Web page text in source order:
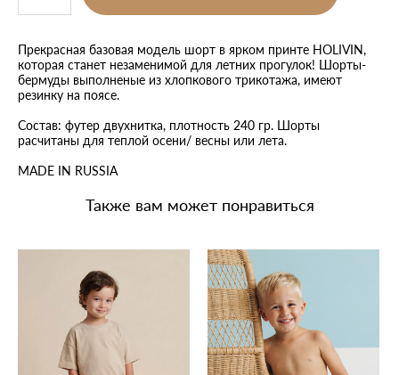
Прекрасная базовая модель шорт в ярком принте HOLIVIN,
которая станет незаменимой для летних прогулок! Шорты-
бермуды выполненые из хлопкового трикотажа, имеют
резинку на поясе.
Состав: футер двухнитка, плотность 240 гр. Шорты
расчитаны для теплой осени/ весны или лета.
MADE IN RUSSIA
Также вам может понравиться